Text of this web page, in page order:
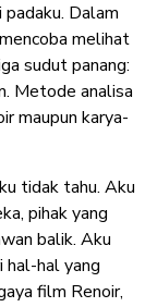
Dalam
melihat
sudut panang:
Metode analisa
maupun karya-
tidak tahu. Aku
pihak yang
balik. Aku
hal-hal yang
film Renoir,